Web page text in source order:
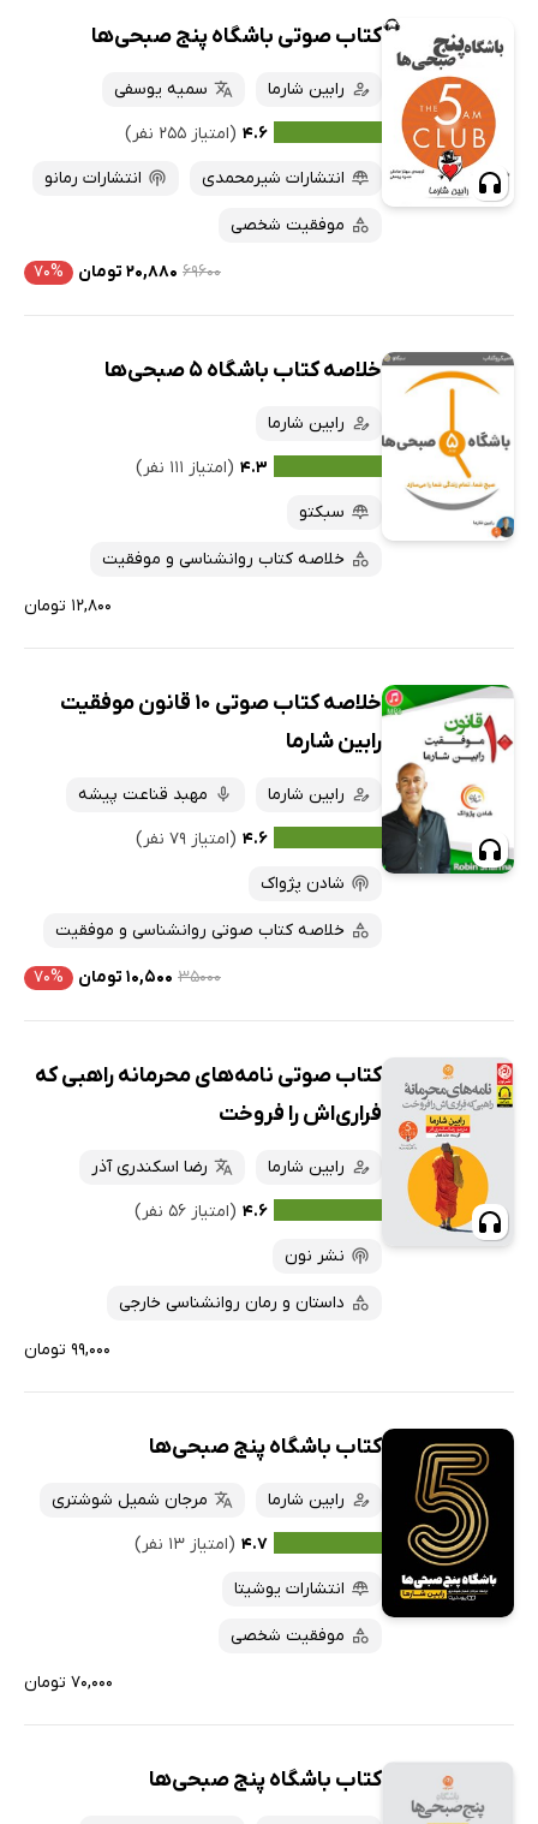
کتاب صوتی باشگاه پنج صبحی‌ها
رابین شارما
سمیه یوسفی
۴.۶ (امتیاز ۲۵۵ نفر)
انتشارات شیرمحمدی
انتشارات رمانو
موفقیت شخصی
۶۹۶۰۰ ۲۰,۸۸۰ تومان ۷۰%
خلاصه کتاب باشگاه 5 صبحی‌ها
رابین شارما
۴.۳ (امتیاز ۱۱۱ نفر)
سبکتو
خلاصه کتاب روانشناسی و موفقیت
۱۲,۸۰۰ تومان
خلاصه کتاب صوتی 10 قانون موفقیت
رابین شارما
رابین شارما
مهبد قناعت پیشه
۴.۶ (امتیاز ۷۹ نفر)
شادن پژواک
خلاصه کتاب صوتی روانشناسی و موفقیت
۳۵۰۰۰ ۱۰,۵۰۰ تومان ۷۰%
کتاب صوتی نامه‌های محرمانه راهبی که
فراری‌اش را فروخت
رابین شارما
رضا اسکندری آذر
۴.۶ (امتیاز ۵۶ نفر)
نشر نون
داستان و رمان روانشناسی خارجی
۹۹,۰۰۰ تومان
کتاب باشگاه پنج صبحی‌ها
رابین شارما
مرجان شمیل شوشتری
۴.۷ (امتیاز ۱۳ نفر)
انتشارات یوشیتا
موفقیت شخصی
۷۰,۰۰۰ تومان
کتاب باشگاه پنج صبحی‌ها